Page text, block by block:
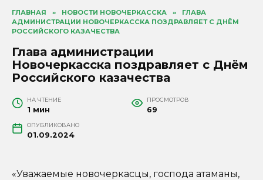
ГЛАВНАЯ » НОВОСТИ НОВОЧЕРКАССКА »
ГЛАВА
АДМИНИСТРАЦИИ НОВОЧЕРКАССКА ПОЗДРАВЛЯЕТ С ДНЁМ
РОССИЙСКОГО КАЗАЧЕСТВА
Глава администрации
Новочеркасска поздравляет с Днём
Российского казачества
НА ЧТЕНИЕ
1 мин
ПРОСМОТРОВ
69
ОПУБЛИКОВАНО
01.09.2024
«Уважаемые новочеркасцы, господа атаманы,